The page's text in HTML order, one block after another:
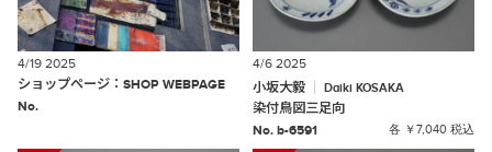
4/19 2025
ショップページ： SHOP WEBPAGE
No.
4/6 2025
小坂大毅
Daiki KOSAKA
染付鳥図三足向
No. b-6591
各 ￥7,040 税込